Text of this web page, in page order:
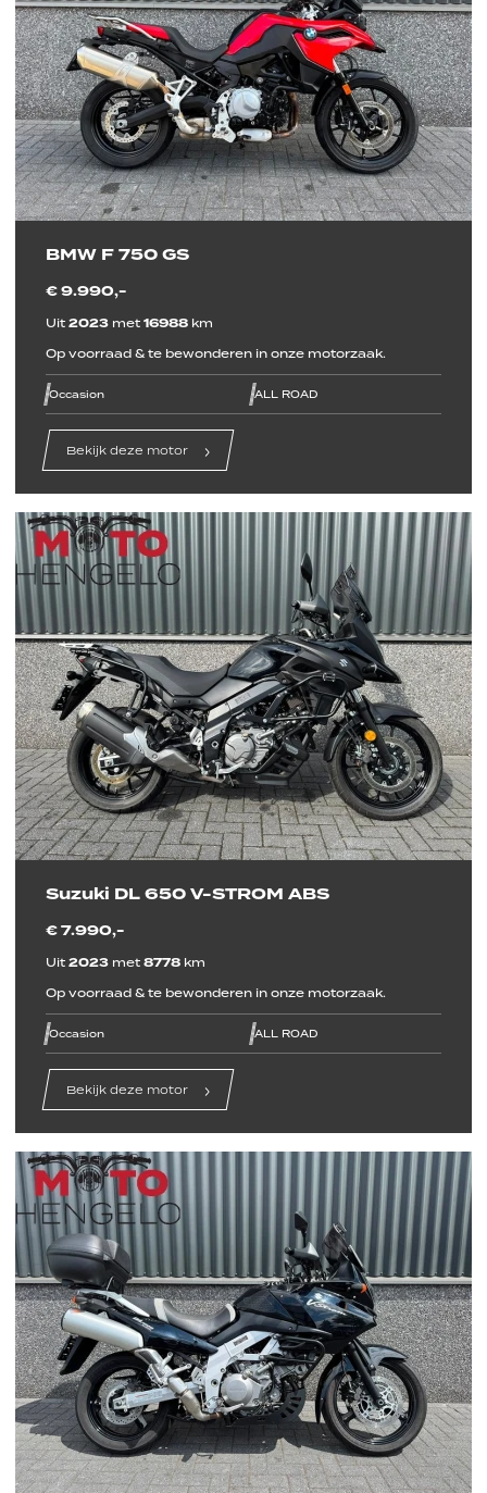
BMW F 750 GS
€ 9.990,-
Uit 2023 met 16988 km
Op voorraad & te bewonderen in onze motorzaak.
line
line
line
Occasion line
line
line
ALL ROAD
Bekijk deze motor
Suzuki DL 650 V-STROM ABS
€ 7.990,-
Uit 2023 met 8778 km
Op voorraad & te bewonderen in onze motorzaak.
line
line
line
Occasion line
line
line
ALL ROAD
Bekijk deze motor